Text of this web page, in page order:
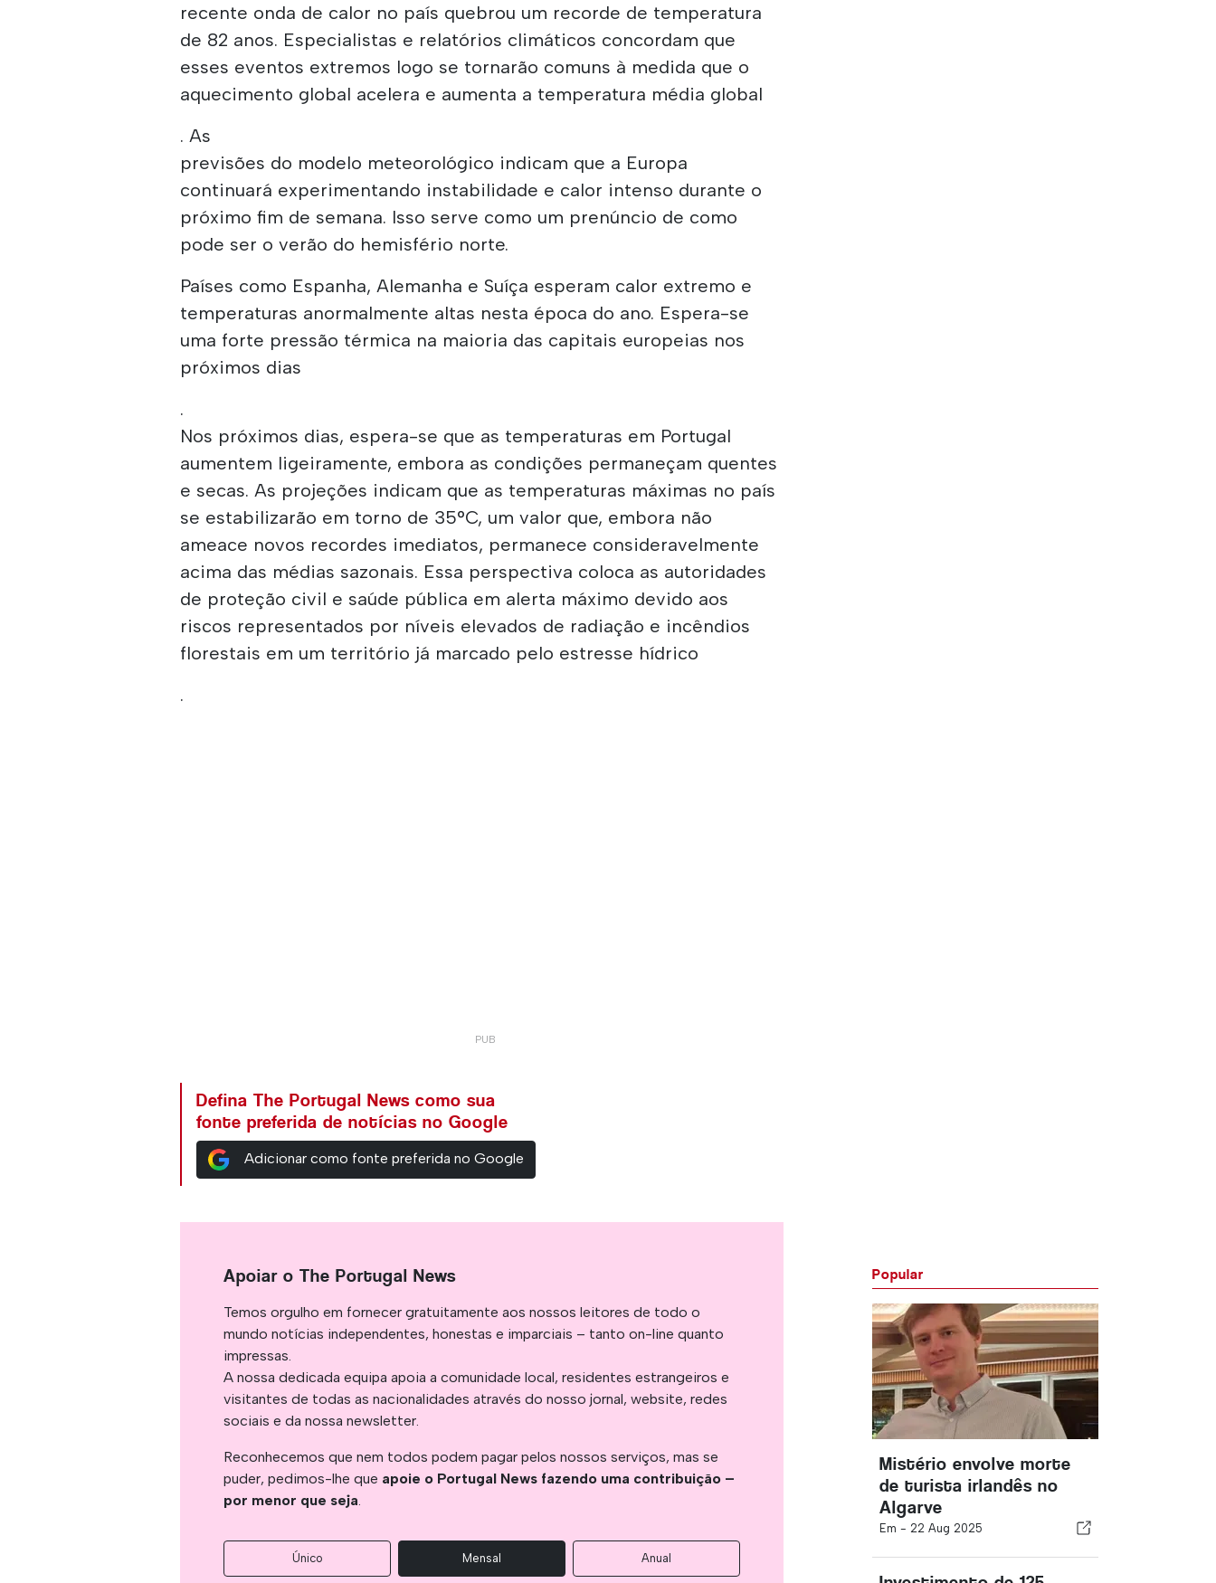
recente onda de calor no país quebrou um recorde de temperatura
de 82 anos. Especialistas e relatórios climáticos concordam que
esses eventos extremos logo se tornarão comuns à medida que o
aquecimento global acelera e aumenta a temperatura média global
. As
previsões do modelo meteorológico indicam que a Europa
continuará experimentando instabilidade e calor intenso durante o
próximo fim de semana. Isso serve como um prenúncio de como
pode ser o verão do hemisfério norte.
Países como Espanha, Alemanha e Suíça esperam calor extremo e
temperaturas anormalmente altas nesta época do ano. Espera-se
uma forte pressão térmica na maioria das capitais europeias nos
próximos dias
.
Nos próximos dias, espera-se que as temperaturas em Portugal
aumentem ligeiramente, embora as condições permaneçam quentes
e secas. As projeções indicam que as temperaturas máximas no país
se estabilizarão em torno de 35°C, um valor que, embora não
ameace novos recordes imediatos, permanece consideravelmente
acima das médias sazonais. Essa perspectiva coloca as autoridades
de proteção civil e saúde pública em alerta máximo devido aos
riscos representados por níveis elevados de radiação e incêndios
florestais em um território já marcado pelo estresse hídrico
.
Defina The Portugal News como sua
fonte preferida de notícias no Google
Adicionar como fonte preferida no Google
Apoiar o The Portugal News
Temos orgulho em fornecer gratuitamente aos nossos leitores de todo o
mundo notícias independentes, honestas e imparciais – tanto on-line quanto
impressas.
A nossa dedicada equipa apoia a comunidade local, residentes estrangeiros e
visitantes de todas as nacionalidades através do nosso jornal, website, redes
sociais e da nossa newsletter.
Reconhecemos que nem todos podem pagar pelos nossos serviços, mas se
puder, pedimos-lhe que apoie o Portugal News fazendo uma contribuição –
por menor que seja.
Único Mensal Anual
Popular
Mistério envolve morte
de turista irlandês no
Algarve
Em - 22 Aug 2025